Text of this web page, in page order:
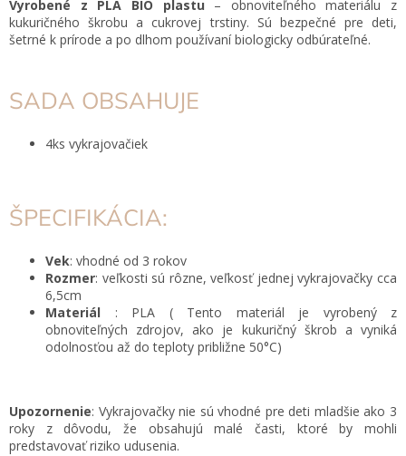
Vyrobené z PLA BIO plastu – obnoviteľného materiálu z
kukuričného škrobu a cukrovej trstiny. Sú bezpečné pre deti,
šetrné k prírode a po dlhom používaní biologicky odbúrateľné.
SADA OBSAHUJE
4ks vykrajovačiek
ŠPECIFIKÁCIA:
Vek: vhodné od 3 rokov
Rozmer: veľkosti sú rôzne, veľkosť jednej vykrajovačky cca
6,5cm
Materiál : PLA ( Tento materiál je vyrobený z
obnoviteľných zdrojov, ako je kukuričný škrob a vyniká
odolnosťou až do teploty približne 50°C)
Upozornenie: Vykrajovačky nie sú vhodné pre deti mladšie ako 3
roky z dôvodu, že obsahujú malé časti, ktoré by mohli
predstavovať riziko udusenia.